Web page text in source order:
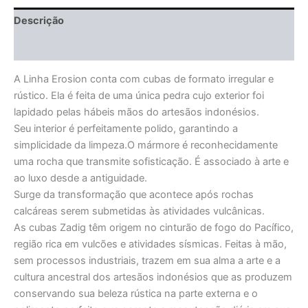
Descrição
A Linha Erosion conta com cubas de formato irregular e
rústico. Ela é feita de uma única pedra cujo exterior foi
lapidado pelas hábeis mãos do artesãos indonésios.
Seu interior é perfeitamente polido, garantindo a
simplicidade da limpeza.O mármore é reconhecidamente
uma rocha que transmite sofisticação. É associado à arte e
ao luxo desde a antiguidade.
Surge da transformação que acontece após rochas
calcáreas serem submetidas às atividades vulcânicas.
As cubas Zadig têm origem no cinturão de fogo do Pacífico,
região rica em vulcões e atividades sísmicas. Feitas à mão,
sem processos industriais, trazem em sua alma a arte e a
cultura ancestral dos artesãos indonésios que as produzem
conservando sua beleza rústica na parte externa e o